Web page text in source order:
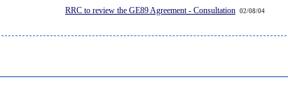
02/08/04
RRC to review the GE89 Agreement - Consultation